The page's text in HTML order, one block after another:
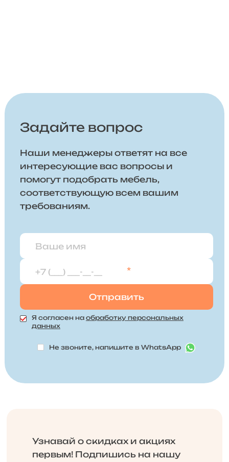
Задайте вопрос
Наши менеджеры ответят на все
интересующие вас вопросы и
помогут подобрать мебель,
соответствующую всем вашим
требованиям.
*
Я согласен на обработку персональных
данных
Не звоните, напишите в WhatsApp
Узнавай о скидках и акциях
первым! Подпишись на нашу